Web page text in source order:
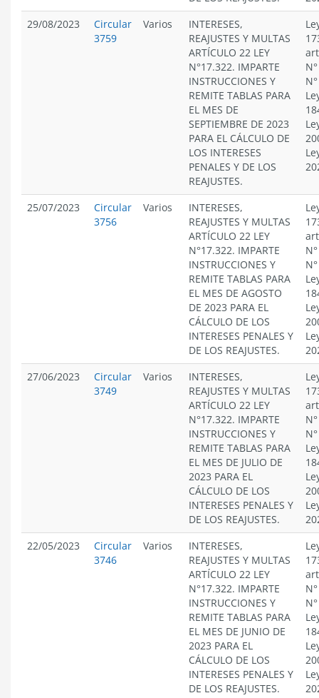
29/08/2023
Circular
3759
Varios
INTERESES,
REAJUSTES Y MULTAS
ARTÍCULO 22 LEY
N°17.322. IMPARTE
INSTRUCCIONES Y
REMITE TABLAS PARA
EL MES DE
SEPTIEMBRE DE 2023
PARA EL CÁLCULO DE
LOS INTERESES
PENALES Y DE LOS
REAJUSTES.
25/07/2023
Circular
3756
Varios
INTERESES,
REAJUSTES Y MULTAS
ARTÍCULO 22 LEY
N°17.322. IMPARTE
INSTRUCCIONES Y
REMITE TABLAS PARA
EL MES DE AGOSTO
DE 2023 PARA EL
CÁLCULO DE LOS
INTERESES PENALES Y
DE LOS REAJUSTES.
27/06/2023
Circular
3749
Varios
INTERESES,
REAJUSTES Y MULTAS
ARTÍCULO 22 LEY
N°17.322. IMPARTE
INSTRUCCIONES Y
REMITE TABLAS PARA
EL MES DE JULIO DE
2023 PARA EL
CÁLCULO DE LOS
INTERESES PENALES Y
DE LOS REAJUSTES.
22/05/2023
Circular
3746
Varios
INTERESES,
REAJUSTES Y MULTAS
ARTÍCULO 22 LEY
N°17.322. IMPARTE
INSTRUCCIONES Y
REMITE TABLAS PARA
EL MES DE JUNIO DE
2023 PARA EL
CÁLCULO DE LOS
INTERESES PENALES Y
DE LOS REAJUSTES.